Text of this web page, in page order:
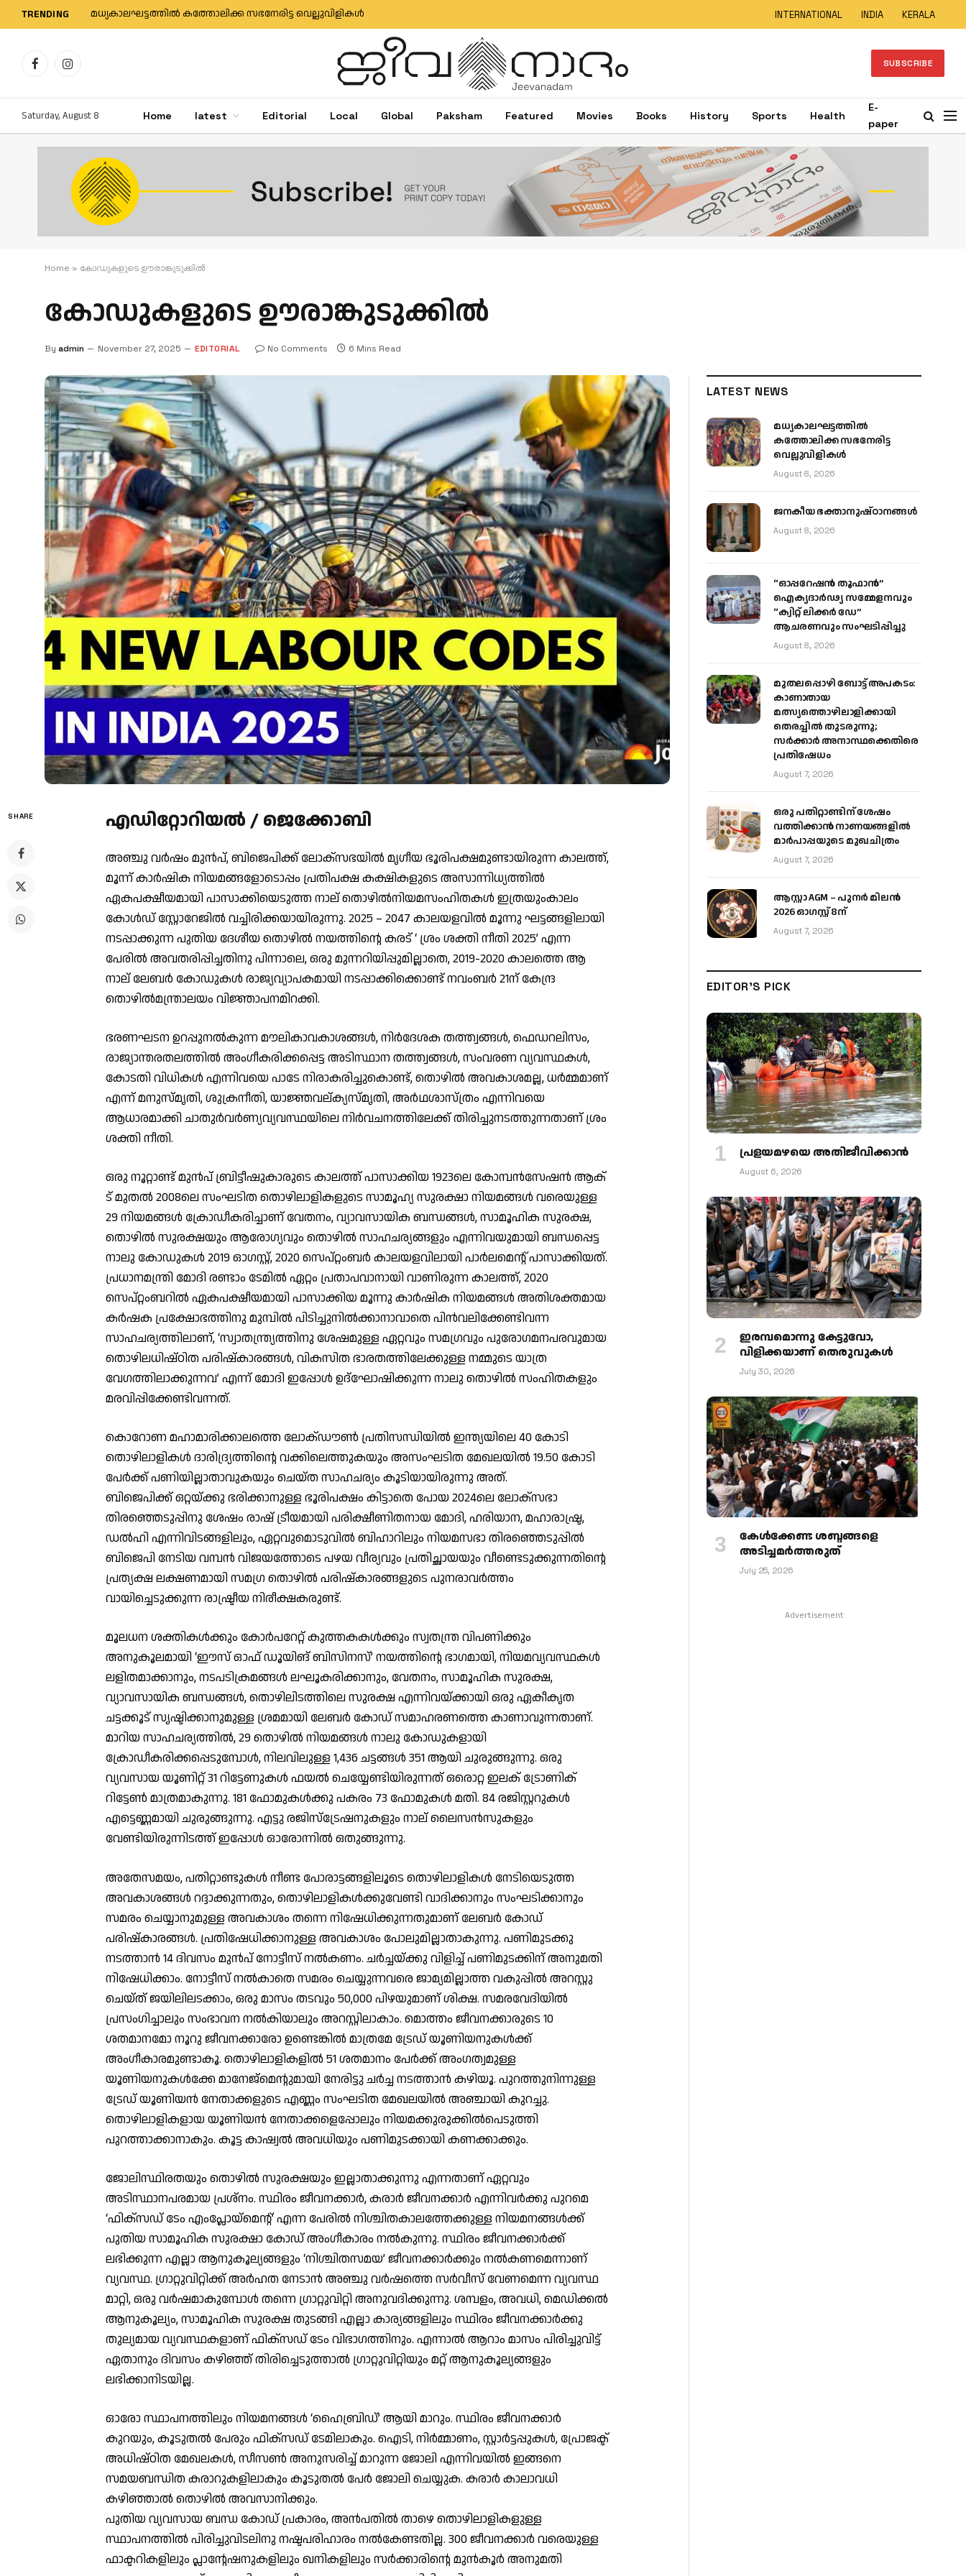
TRENDING മധ്യകാലഘട്ടത്തില്‍ കത്തോലിക്ക സഭനേരിട്ട വെല്ലുവിളികള്‍ INTERNATIONAL INDIA KERALA
FacebookInstagram SUBSCRIBE
Saturday, August 8 Home latest Editorial Local Global Paksham Featured Movies Books History Sports Health
E-
paper
Home » കോഡുകളുടെ ഊരാങ്കുടുക്കില്‍
കോഡുകളുടെ ഊരാങ്കുടുക്കില്‍
By admin November 27, 2025 EDITORIAL No Comments 6 Mins Read
SHARE എഡിറ്റോറിയൽ / ജെക്കോബി
അഞ്ചു വര്‍ഷം മുന്‍പ്, ബിജെപിക്ക് ലോക്സഭയില്‍ മൃഗീയ ഭൂരിപക്ഷമുണ്ടായിരുന്ന കാലത്ത്,
മൂന്ന് കാര്‍ഷിക നിയമങ്ങളോടൊപ്പം പ്രതിപക്ഷ കക്ഷികളുടെ അസാന്നിധ്യത്തില്‍
ഏകപക്ഷീയമായി പാസാക്കിയെടുത്ത നാല് തൊഴില്‍നിയമസംഹിതകള്‍ ഇത്രയുംകാലം
കോള്‍ഡ് സ്റ്റോറേജില്‍ വച്ചിരിക്കയായിരുന്നു. 2025 – 2047 കാലയളവില്‍ മൂന്നു ഘട്ടങ്ങളിലായി
നടപ്പാക്കുന്ന പുതിയ ദേശീയ തൊഴില്‍ നയത്തിന്റെ കരട് ‘ ശ്രം ശക്തി നീതി 2025’ എന്ന
പേരില്‍ അവതരിപ്പിച്ചതിനു പിന്നാലെ, ഒരു മുന്നറിയിപ്പുമില്ലാതെ, 2019-2020 കാലത്തെ ആ
നാല് ലേബര്‍ കോഡുകള്‍ രാജ്യവ്യാപകമായി നടപ്പാക്കിക്കൊണ്ട് നവംബര്‍ 21ന് കേന്ദ്ര
തൊഴില്‍മന്ത്രാലയം വിജ്ഞാപനമിറക്കി.
ഭരണഘടന ഉറപ്പുനല്‍കുന്ന മൗലികാവകാശങ്ങള്‍, നിര്‍ദേശക തത്ത്വങ്ങള്‍, ഫെഡറലിസം,
രാജ്യാന്തരതലത്തില്‍ അംഗീകരിക്കപ്പെട്ട അടിസ്ഥാന തത്ത്വങ്ങള്‍, സംവരണ വ്യവസ്ഥകള്‍,
കോടതി വിധികള്‍ എന്നിവയെ പാടേ നിരാകരിച്ചുകൊണ്ട്, തൊഴില്‍ അവകാശമല്ല, ധര്‍മ്മമാണ്
എന്ന് മനുസ്മൃതി, ശുക്രനീതി, യാജ്ഞവല്ക്യസ്മൃതി, അര്‍ഥശാസ്ത്രം എന്നിവയെ
ആധാരമാക്കി ചാതുര്‍വര്‍ണ്യവ്യവസ്ഥയിലെ നിര്‍വചനത്തിലേക്ക് തിരിച്ചുനടത്തുന്നതാണ് ശ്രം
ശക്തി നീതി.
ഒരു നൂറ്റാണ്ട് മുന്‍പ് ബ്രിട്ടീഷുകാരുടെ കാലത്ത് പാസാക്കിയ 1923ലെ കോമ്പന്‍സേഷന്‍ ആക്
ട് മുതല്‍ 2008ലെ സംഘടിത തൊഴിലാളികളുടെ സാമൂഹ്യ സുരക്ഷാ നിയമങ്ങള്‍ വരെയുള്ള
29 നിയമങ്ങള്‍ ക്രോഡീകരിച്ചാണ് വേതനം, വ്യാവസായിക ബന്ധങ്ങള്‍, സാമൂഹിക സുരക്ഷ,
തൊഴില്‍ സുരക്ഷയും ആരോഗ്യവും തൊഴില്‍ സാഹചര്യങ്ങളും എന്നിവയുമായി ബന്ധപ്പെട്ട
നാലു കോഡുകള്‍ 2019 ഓഗസ്റ്റ്, 2020 സെപ്റ്റംബര്‍ കാലയളവിലായി പാര്‍ലമെന്റ് പാസാക്കിയത്.
പ്രധാനമന്ത്രി മോദി രണ്ടാം ടേമില്‍ ഏറ്റം പ്രതാപവാനായി വാണിരുന്ന കാലത്ത്, 2020
സെപ്റ്റംബറില്‍ ഏകപക്ഷീയമായി പാസാക്കിയ മൂന്നു കാര്‍ഷിക നിയമങ്ങള്‍ അതിശക്തമായ
കര്‍ഷക പ്രക്ഷോഭത്തിനു മുമ്പില്‍ പിടിച്ചുനില്‍ക്കാനാവാതെ പിന്‍വലിക്കേണ്ടിവന്ന
സാഹചര്യത്തിലാണ്, ‘സ്വാതന്ത്ര്യത്തിനു ശേഷമുള്ള ഏറ്റവും സമഗ്രവും പുരോഗമനപരവുമായ
തൊഴിലധിഷ്ഠിത പരിഷ്‌കാരങ്ങള്‍, വികസിത ഭാരതത്തിലേക്കുള്ള നമ്മുടെ യാത്ര
വേഗത്തിലാക്കുന്നവ’ എന്ന് മോദി ഇപ്പോള്‍ ഉദ്ഘോഷിക്കുന്ന നാലു തൊഴില്‍ സംഹിതകളും
മരവിപ്പിക്കേണ്ടിവന്നത്.
കൊറോണ മഹാമാരിക്കാലത്തെ ലോക്ഡൗണ്‍ പ്രതിസന്ധിയില്‍ ഇന്ത്യയിലെ 40 കോടി
തൊഴിലാളികള്‍ ദാരിദ്ര്യത്തിന്റെ വക്കിലെത്തുകയും അസംഘടിത മേഖലയില്‍ 19.50 കോടി
പേര്‍ക്ക് പണിയില്ലാതാവുകയും ചെയ്ത സാഹചര്യം കൂടിയായിരുന്നു അത്.
ബിജെപിക്ക് ഒറ്റയ്ക്കു ഭരിക്കാനുള്ള ഭൂരിപക്ഷം കിട്ടാതെ പോയ 2024ലെ ലോക്സഭാ
തിരഞ്ഞെടുപ്പിനു ശേഷം രാഷ് ട്രീയമായി പരിക്ഷീണിതനായ മോദി, ഹരിയാന, മഹാരാഷ്ട്ര,
ഡല്‍ഹി എന്നിവിടങ്ങളിലും, ഏറ്റവുമൊടുവില്‍ ബിഹാറിലും നിയമസഭാ തിരഞ്ഞെടുപ്പില്‍
ബിജെപി നേടിയ വമ്പന്‍ വിജയത്തോടെ പഴയ വീര്യവും പ്രതിച്ഛായയും വീണ്ടെടുക്കുന്നതിന്റെ
പ്രത്യക്ഷ ലക്ഷണമായി സമഗ്ര തൊഴില്‍ പരിഷ്‌കാരങ്ങളുടെ പുനരാവര്‍ത്തം
വായിച്ചെടുക്കുന്ന രാഷ്ട്രീയ നിരീക്ഷകരുണ്ട്.
മൂലധന ശക്തികള്‍ക്കും കോര്‍പറേറ്റ് കുത്തകകള്‍ക്കും സ്വതന്ത്ര വിപണിക്കും
അനുകൂലമായി ‘ഈസ് ഓഫ് ഡൂയിങ് ബിസിനസ്’ നയത്തിന്റെ ഭാഗമായി, നിയമവ്യവസ്ഥകള്‍
ലളിതമാക്കാനും, നടപടിക്രമങ്ങള്‍ ലഘൂകരിക്കാനും, വേതനം, സാമൂഹിക സുരക്ഷ,
വ്യാവസായിക ബന്ധങ്ങള്‍, തൊഴിലിടത്തിലെ സുരക്ഷ എന്നിവയ്ക്കായി ഒരു ഏകീകൃത
ചട്ടക്കൂട് സൃഷ്ടിക്കാനുമുള്ള ശ്രമമായി ലേബര്‍ കോഡ് സമാഹരണത്തെ കാണാവുന്നതാണ്.
മാറിയ സാഹചര്യത്തില്‍, 29 തൊഴില്‍ നിയമങ്ങള്‍ നാലു കോഡുകളായി
ക്രോഡീകരിക്കപ്പെടുമ്പോള്‍, നിലവിലുള്ള 1,436 ചട്ടങ്ങള്‍ 351 ആയി ചുരുങ്ങുന്നു. ഒരു
വ്യവസായ യൂണിറ്റ് 31 റിട്ടേണുകള്‍ ഫയല്‍ ചെയ്യേണ്ടിയിരുന്നത് ഒരൊറ്റ ഇലക് ട്രോണിക്
റിട്ടേണ്‍ മാത്രമാകുന്നു. 181 ഫോമുകള്‍ക്കു പകരം 73 ഫോമുകള്‍ മതി. 84 രജിസ്റ്ററുകള്‍
എട്ടെണ്ണമായി ചുരുങ്ങുന്നു. എട്ടു രജിസ്ട്രേഷനുകളും നാല് ലൈസന്‍സുകളും
വേണ്ടിയിരുന്നിടത്ത് ഇപ്പോള്‍ ഓരോന്നില്‍ ഒതുങ്ങുന്നു.
അതേസമയം, പതിറ്റാണ്ടുകള്‍ നീണ്ട പോരാട്ടങ്ങളിലൂടെ തൊഴിലാളികള്‍ നേടിയെടുത്ത
അവകാശങ്ങള്‍ റദ്ദാക്കുന്നതും, തൊഴിലാളികള്‍ക്കുവേണ്ടി വാദിക്കാനും സംഘടിക്കാനും
സമരം ചെയ്യാനുമുള്ള അവകാശം തന്നെ നിഷേധിക്കുന്നതുമാണ് ലേബര്‍ കോഡ്
പരിഷ്‌കാരങ്ങള്‍. പ്രതിഷേധിക്കാനുള്ള അവകാശം പോലുമില്ലാതാകുന്നു. പണിമുടക്കു
നടത്താന്‍ 14 ദിവസം മുന്‍പ് നോട്ടീസ് നല്‍കണം. ചര്‍ച്ചയ്ക്കു വിളിച്ച് പണിമുടക്കിന് അനുമതി
നിഷേധിക്കാം. നോട്ടീസ് നല്‍കാതെ സമരം ചെയ്യുന്നവരെ ജാമ്യമില്ലാത്ത വകുപ്പില്‍ അറസ്റ്റു
ചെയ്ത് ജയിലിലടക്കാം, ഒരു മാസം തടവും 50,000 പിഴയുമാണ് ശിക്ഷ. സമരവേദിയില്‍
പ്രസംഗിച്ചാലും സംഭാവന നല്‍കിയാലും അറസ്റ്റിലാകാം. മൊത്തം ജീവനക്കാരുടെ 10
ശതമാനമോ നൂറു ജീവനക്കാരോ ഉണ്ടെങ്കില്‍ മാത്രമേ ട്രേഡ് യൂണിയനുകള്‍ക്ക്
അംഗീകാരമുണ്ടാകൂ. തൊഴിലാളികളില്‍ 51 ശതമാനം പേര്‍ക്ക് അംഗത്വമുള്ള
യൂണിയനുകള്‍ക്കേ മാനേജ്മെന്റുമായി നേരിട്ടു ചര്‍ച്ച നടത്താന്‍ കഴിയൂ. പുറത്തുനിന്നുള്ള
ട്രേഡ് യൂണിയന്‍ നേതാക്കളുടെ എണ്ണം സംഘടിത മേഖലയില്‍ അഞ്ചായി കുറച്ചു.
തൊഴിലാളികളായ യൂണിയന്‍ നേതാക്കളെപ്പോലും നിയമക്കുരുക്കില്‍പെടുത്തി
പുറത്താക്കാനാകും. കൂട്ട കാഷ്വല്‍ അവധിയും പണിമുടക്കായി കണക്കാക്കും.
ജോലിസ്ഥിരതയും തൊഴില്‍ സുരക്ഷയും ഇല്ലാതാക്കുന്നു എന്നതാണ് ഏറ്റവും
അടിസ്ഥാനപരമായ പ്രശ്നം. സ്ഥിരം ജീവനക്കാര്‍, കരാര്‍ ജീവനക്കാര്‍ എന്നിവര്‍ക്കു പുറമെ
‘ഫിക്സഡ് ടേം എംപ്ലോയ്മെന്റ്’ എന്ന പേരില്‍ നിശ്ചിതകാലത്തേക്കുള്ള നിയമനങ്ങള്‍ക്ക്
പുതിയ സാമൂഹിക സുരക്ഷാ കോഡ് അംഗീകാരം നല്‍കുന്നു. സ്ഥിരം ജീവനക്കാര്‍ക്ക്
ലഭിക്കുന്ന എല്ലാ ആനുകൂല്യങ്ങളും ‘നിശ്ചിതസമയ’ ജീവനക്കാര്‍ക്കും നല്‍കണമെന്നാണ്
വ്യവസ്ഥ. ഗ്രാറ്റുവിറ്റിക്ക് അര്‍ഹത നേടാന്‍ അഞ്ചു വര്‍ഷത്തെ സര്‍വീസ് വേണമെന്ന വ്യവസ്ഥ
മാറ്റി, ഒരു വര്‍ഷമാകുമ്പോള്‍ തന്നെ ഗ്രാറ്റുവിറ്റി അനുവദിക്കുന്നു. ശമ്പളം, അവധി, മെഡിക്കല്‍
ആനുകൂല്യം, സാമൂഹിക സുരക്ഷ തുടങ്ങി എല്ലാ കാര്യങ്ങളിലും സ്ഥിരം ജീവനക്കാര്‍ക്കു
തുല്യമായ വ്യവസ്ഥകളാണ് ഫിക്സഡ് ടേം വിഭാഗത്തിനും. എന്നാല്‍ ആറാം മാസം പിരിച്ചുവിട്ട്
ഏതാനും ദിവസം കഴിഞ്ഞ് തിരിച്ചെടുത്താല്‍ ഗ്രാറ്റുവിറ്റിയും മറ്റ് ആനുകൂല്യങ്ങളും
ലഭിക്കാനിടയില്ല.
ഓരോ സ്ഥാപനത്തിലും നിയമനങ്ങള്‍ ‘ഹൈബ്രിഡ്’ ആയി മാറും. സ്ഥിരം ജീവനക്കാര്‍
കുറയും, കൂടുതല്‍ പേരും ഫിക്സഡ് ടേമിലാകും. ഐടി, നിര്‍മ്മാണം, സ്റ്റാര്‍ട്ടപ്പുകള്‍, പ്രോജക്ട്
അധിഷ്ഠിത മേഖലകള്‍, സീസണ്‍ അനുസരിച്ച് മാറുന്ന ജോലി എന്നിവയില്‍ ഇങ്ങനെ
സമയബന്ധിത കരാറുകളിലാകും കൂടുതല്‍ പേര്‍ ജോലി ചെയ്യുക. കരാര്‍ കാലാവധി
കഴിഞ്ഞാല്‍ തൊഴില്‍ അവസാനിക്കും.
പുതിയ വ്യവസായ ബന്ധ കോഡ് പ്രകാരം, അന്‍പതില്‍ താഴെ തൊഴിലാളികളുള്ള
സ്ഥാപനത്തില്‍ പിരിച്ചുവിടലിനു നഷ്ടപരിഹാരം നല്‍കേണ്ടതില്ല. 300 ജീവനക്കാര്‍ വരെയുള്ള
ഫാക്ടറികളിലും പ്ലാന്റേഷനുകളിലും ഖനികളിലും സര്‍ക്കാരിന്റെ മുന്‍കൂര്‍ അനുമതി
LATEST NEWS
മധ്യകാലഘട്ടത്തില്‍
കത്തോലിക്ക സഭനേരിട്ട
വെല്ലുവിളികള്‍
August 8, 2026
ജനകീയ ഭക്താനുഷ്ഠാനങ്ങള്‍
August 8, 2026
“ഓപ്പറേഷൻ തൂഫാൻ”
ഐക്യദാർഢ്യ സമ്മേളനവും
“ക്വിറ്റ് ലിക്കർ ഡേ”
ആചരണവും സംഘടിപ്പിച്ചു
August 8, 2026
മുതലപ്പൊഴി ബോട്ട് അപകടം:
കാണാതായ
മത്സ്യത്തൊഴിലാളിക്കായി
തെരച്ചിൽ തുടരുന്നു;
സർക്കാർ അനാസ്ഥക്കെതിരെ
പ്രതിഷേധം
August 7, 2026
ഒരു പതിറ്റാണ്ടിന് ശേഷം
വത്തിക്കാൻ നാണയങ്ങളിൽ
മാർപാപ്പയുടെ മുഖചിത്രം
August 7, 2026
ആസ്റ്റാ AGM – പുനർ മിലൻ
2026 ഓഗസ്റ്റ് 8ന്
August 7, 2026
EDITOR'S PICK
പ്രളയമഴയെ അതിജീവിക്കാന്‍
August 6, 2026
ഇരമ്പമൊന്നു കേട്ടുവോ,
വിളിക്കയാണ് തെരുവുകള്‍
July 30, 2026
കേള്‍ക്കേണ്ട ശബ്ദങ്ങളെ
അടിച്ചമര്‍ത്തരുത്
July 25, 2026
Advertisement